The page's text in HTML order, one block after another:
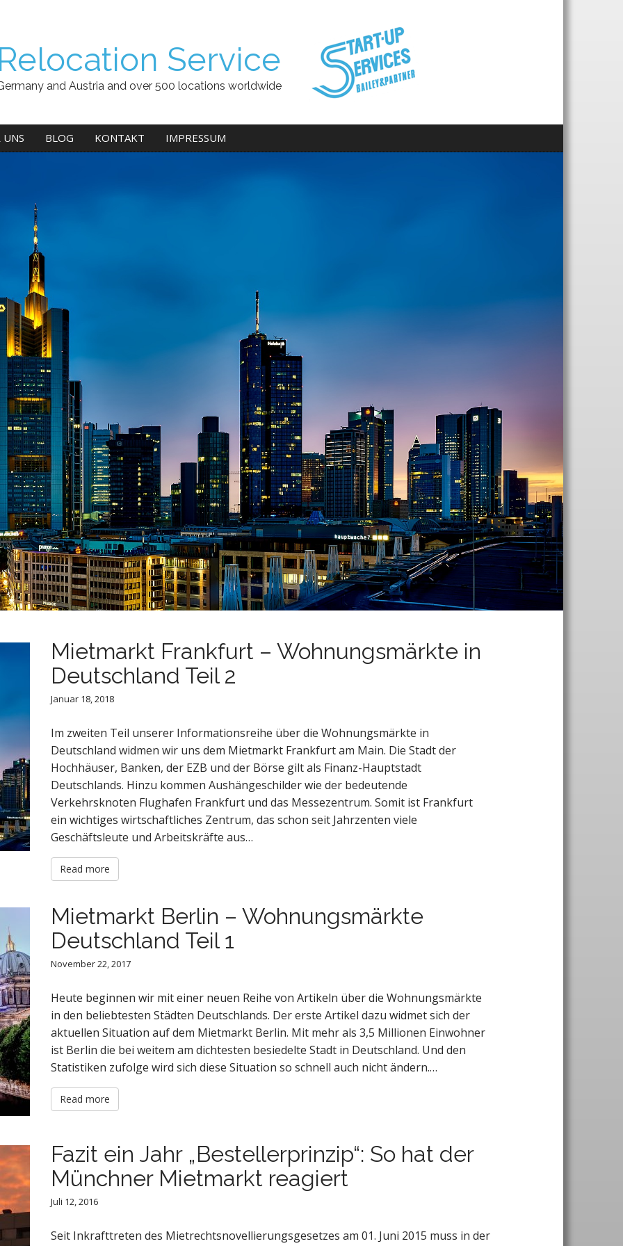
Service
and Austria and over 500 locations worldwide
UNS BLOG KONTAKT IMPRESSUM
Mietmarkt Frankfurt – Wohnungsmärkte in
Deutschland Teil 2
Januar 18, 2018
Im zweiten Teil unserer Informationsreihe über die Wohnungsmärkte in
Deutschland widmen wir uns dem Mietmarkt Frankfurt am Main. Die Stadt der
Hochhäuser, Banken, der EZB und der Börse gilt als Finanz-Hauptstadt
Deutschlands. Hinzu kommen Aushängeschilder wie der bedeutende
Verkehrsknoten Flughafen Frankfurt und das Messezentrum. Somit ist Frankfurt
ein wichtiges wirtschaftliches Zentrum, das schon seit Jahrzenten viele
Geschäftsleute und Arbeitskräfte aus…
Read more
Mietmarkt Berlin – Wohnungsmärkte
Deutschland Teil 1
November 22, 2017
Heute beginnen wir mit einer neuen Reihe von Artikeln über die Wohnungsmärkte
in den beliebtesten Städten Deutschlands. Der erste Artikel dazu widmet sich der
aktuellen Situation auf dem Mietmarkt Berlin. Mit mehr als 3,5 Millionen Einwohner
ist Berlin die bei weitem am dichtesten besiedelte Stadt in Deutschland. Und den
Statistiken zufolge wird sich diese Situation so schnell auch nicht ändern.…
Read more
Fazit ein Jahr „Bestellerprinzip“: So hat der
Münchner Mietmarkt reagiert
Juli 12, 2016
Seit Inkrafttreten des Mietrechtsnovellierungsgesetzes am 01. Juni 2015 muss in der